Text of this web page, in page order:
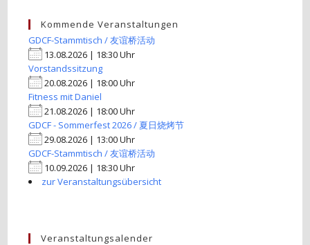
Kommende Veranstaltungen
GDCF-Stammtisch / 友谊桥活动
13.08.2026 | 18:30 Uhr
Vorstandssitzung
20.08.2026 | 18:00 Uhr
Fitness mit Daniel
21.08.2026 | 18:00 Uhr
GDCF - Sommerfest 2026 / 夏日烧烤节
29.08.2026 | 13:00 Uhr
GDCF-Stammtisch / 友谊桥活动
10.09.2026 | 18:30 Uhr
zur Veranstaltungsübersicht
Veranstaltungsalender